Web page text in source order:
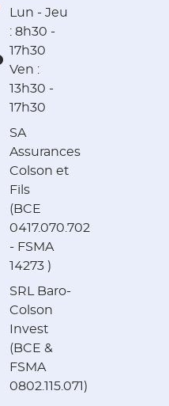
Lun - Jeu
: 8h30 -
17h30
Ven :
13h30 -
17h30
SA
Assurances
Colson et
Fils
(BCE
0417.070.702
- FSMA
14273 )
SRL Baro-
Colson
Invest
(BCE &
FSMA
0802.115.071)